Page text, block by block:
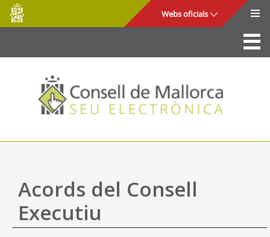
Salta al contingut principal
Consell
de
Mallorca
Webs oficials
La Seu
Consell de Mallorca
Accés i seguretat
Utilitats
Ajuda
Acords del Consell
Executiu